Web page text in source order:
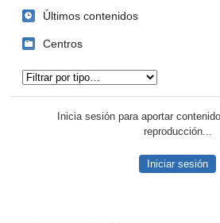
Últimos contenidos
Centros
Inicia sesión para aportar
reproducción...
Iniciar sesión